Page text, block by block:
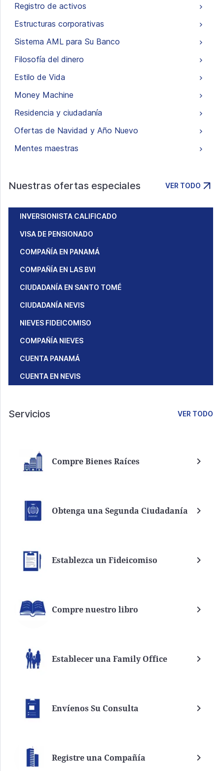
Registro de activos
Estructuras corporativas
Sistema AML para Su Banco
Filosofía del dinero
Estilo de Vida
Money Machine
Residencia y ciudadanía
Ofertas de Navidad y Año Nuevo
Mentes maestras
Nuestras ofertas especiales VER TODO
INVERSIONISTA CALIFICADO
VISA DE PENSIONADO
COMPAÑÍA EN PANAMÁ
COMPAÑÍA EN LAS BVI
CIUDADANÍA EN SANTO TOMÉ
CIUDADANÍA NEVIS
NIEVES FIDEICOMISO
COMPAÑÍA NIEVES
CUENTA PANAMÁ
CUENTA EN NEVIS
Servicios VER TODO
Compre Bienes Raíces
Obtenga una Segunda Ciudadanía
Establezca un Fideicomiso
Compre nuestro libro
Establecer una Family Office
Envíenos Su Consulta
Registre una Compañía